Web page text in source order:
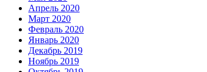
Апрель 2020
Март 2020
Февраль 2020
Январь 2020
Декабрь 2019
Ноябрь 2019